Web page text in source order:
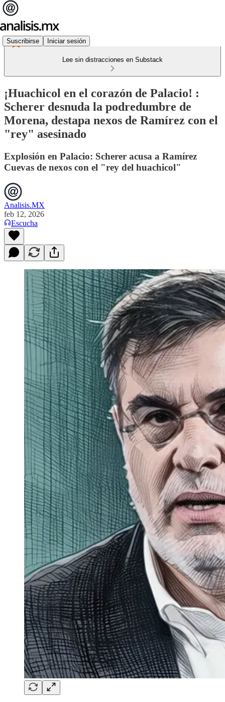
Suscribirse Iniciar sesión
Lee sin distracciones en Substack
¡Huachicol en el corazón de Palacio! :
Scherer desnuda la podredumbre de
Morena, destapa nexos de Ramírez con el
"rey" asesinado
Explosión en Palacio: Scherer acusa a Ramírez
Cuevas de nexos con el "rey del huachicol"
Analisis.MX
feb 12, 2026
Escucha